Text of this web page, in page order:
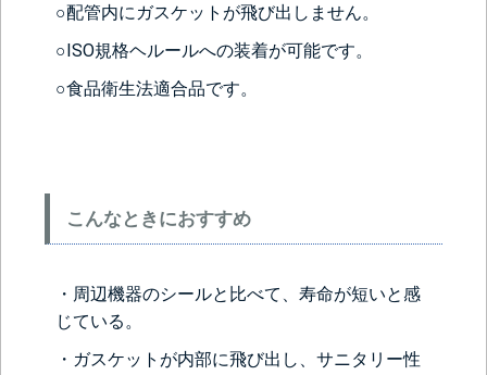
○配管内にガスケットが飛び出しません。
○ISO規格ヘルールへの装着が可能です。
○食品衛生法適合品です。
こんなときにおすすめ
・周辺機器のシールと比べて、寿命が短いと感
じている。
・ガスケットが内部に飛び出し、サニタリー性